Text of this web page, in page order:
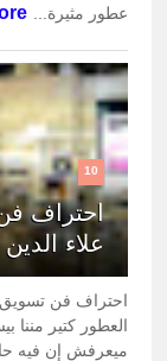
عطور مثيرة...
10
احتراف
علاء الدين
احتراف فن
العطور كتير
ميعرفش إن فيه